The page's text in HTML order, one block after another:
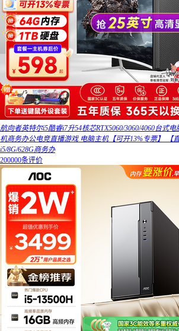
航向者英特尔i5酷睿i7升54核芯RTX5060/3060/4060台式
机商务办公电竞直播游戏 电脑主机【可开13%专票】 【
i5/8G/628G商务办
200000条评价